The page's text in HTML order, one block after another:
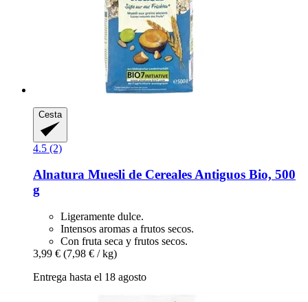
Cesta
4.5 (2)
Alnatura Muesli de Cereales Antiguos Bio, 500
g
Ligeramente dulce.
Intensos aromas a frutos secos.
Con fruta seca y frutos secos.
3,99 € (7,98 € / kg)
Entrega hasta el 18 agosto